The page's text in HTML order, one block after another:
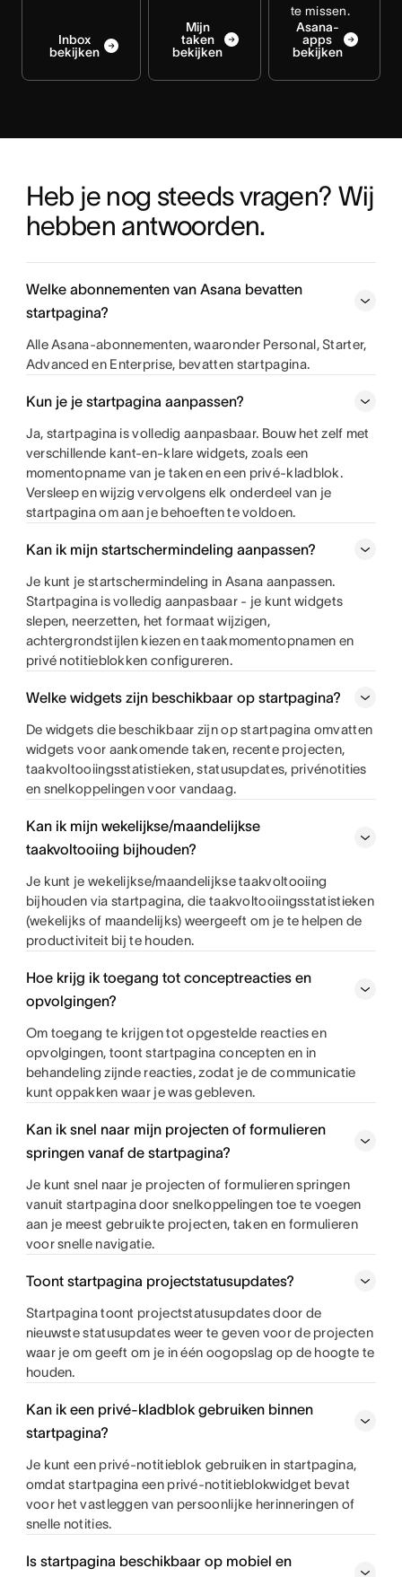
Inbox
bekijken
Mijn
taken
bekijken
te missen.
Asana-
apps
bekijken
Heb je nog steeds vragen? Wij
hebben antwoorden.
Welke abonnementen van Asana bevatten
startpagina?
Alle Asana-abonnementen, waaronder Personal, Starter,
Advanced en Enterprise, bevatten startpagina.
Kun je je startpagina aanpassen?
Ja, startpagina is volledig aanpasbaar. Bouw het zelf met
verschillende kant-en-klare widgets, zoals een
momentopname van je taken en een privé-kladblok.
Versleep en wijzig vervolgens elk onderdeel van je
startpagina om aan je behoeften te voldoen.
Kan ik mijn startschermindeling aanpassen?
Je kunt je startschermindeling in Asana aanpassen.
Startpagina is volledig aanpasbaar - je kunt widgets
slepen, neerzetten, het formaat wijzigen,
achtergrondstijlen kiezen en taakmomentopnamen en
privé notitieblokken configureren.
Welke widgets zijn beschikbaar op startpagina?
De widgets die beschikbaar zijn op startpagina omvatten
widgets voor aankomende taken, recente projecten,
taakvoltooiingsstatistieken, statusupdates, privénotities
en snelkoppelingen voor vandaag.
Kan ik mijn wekelijkse/maandelijkse
taakvoltooiing bijhouden?
Je kunt je wekelijkse/maandelijkse taakvoltooiing
bijhouden via startpagina, die taakvoltooiingsstatistieken
(wekelijks of maandelijks) weergeeft om je te helpen de
productiviteit bij te houden.
Hoe krijg ik toegang tot conceptreacties en
opvolgingen?
Om toegang te krijgen tot opgestelde reacties en
opvolgingen, toont startpagina concepten en in
behandeling zijnde reacties, zodat je de communicatie
kunt oppakken waar je was gebleven.
Kan ik snel naar mijn projecten of formulieren
springen vanaf de startpagina?
Je kunt snel naar je projecten of formulieren springen
vanuit startpagina door snelkoppelingen toe te voegen
aan je meest gebruikte projecten, taken en formulieren
voor snelle navigatie.
Toont startpagina projectstatusupdates?
Startpagina toont projectstatusupdates door de
nieuwste statusupdates weer te geven voor de projecten
waar je om geeft om je in één oogopslag op de hoogte te
houden.
Kan ik een privé-kladblok gebruiken binnen
startpagina?
Je kunt een privé-notitieblok gebruiken in startpagina,
omdat startpagina een privé-notitieblokwidget bevat
voor het vastleggen van persoonlijke herinneringen of
snelle notities.
Is startpagina beschikbaar op mobiel en